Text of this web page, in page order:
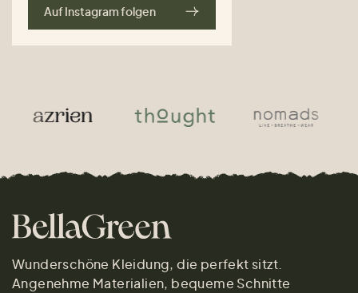
Auf Instagram folgen
Wunderschöne Kleidung, die perfekt sitzt.
Angenehme Materialien, bequeme Schnitte